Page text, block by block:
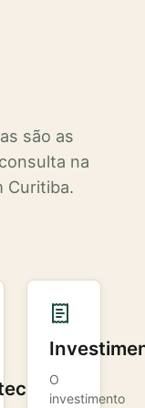
são as
na
Curitiba.
O
investimento